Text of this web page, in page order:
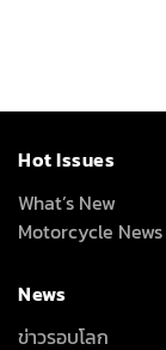
Hot Issues
What’s New
Motorcycle News
News
ข่าวรอบโลก